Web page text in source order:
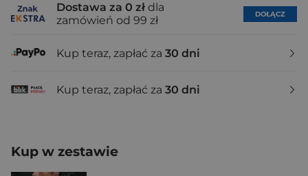
Dostawa za 0 zł dla
zamówień od 99 zł
DOŁĄCZ
Kup teraz, zapłać za 30 dni
Kup teraz, zapłać za 30 dni
Kup w zestawie